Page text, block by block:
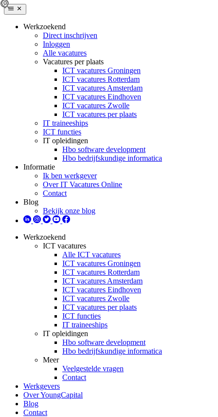
Werkzoekend
Direct inschrijven
Inloggen
Alle vacatures
Vacatures per plaats
ICT vacatures Groningen
ICT vacatures Rotterdam
ICT vacatures Amsterdam
ICT vacatures Eindhoven
ICT vacatures Zwolle
ICT vacatures per plaats
IT traineeships
ICT functies
IT opleidingen
Hbo software development
Hbo bedrijfskundige informatica
Informatie
Ik ben werkgever
Over IT Vacatures Online
Contact
Blog
Bekijk onze blog
Werkzoekend
ICT vacatures
Alle ICT vacatures
ICT vacatures Groningen
ICT vacatures Rotterdam
ICT vacatures Amsterdam
ICT vacatures Eindhoven
ICT vacatures Zwolle
ICT vacatures per plaats
ICT functies
IT traineeships
IT opleidingen
Hbo software development
Hbo bedrijfskundige informatica
Meer
Veelgestelde vragen
Contact
Werkgevers
Over YoungCapital
Blog
Contact